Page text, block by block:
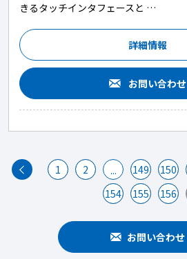
きるタッチインタフェースと …
詳細情報
お問い合わせ
1 2 ... 149 150
154
155 156
お問い合わせ